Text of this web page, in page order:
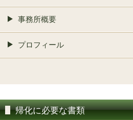
事務所概要
プロフィール
帰化に必要な書類